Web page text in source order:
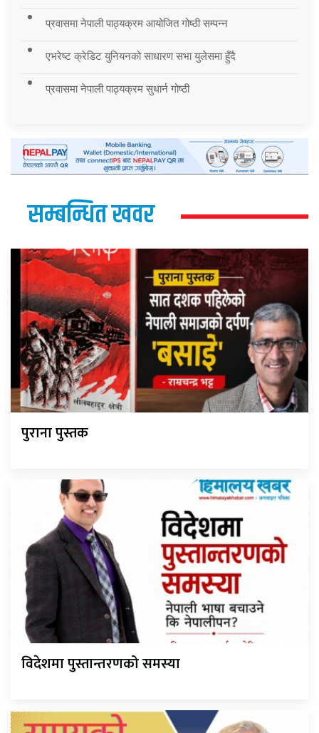
प्रवासमा नेपाली पाठ्यक्रम आयोजित गोष्ठी सम्पन्न
एभरेष्ट क्रेडिट युनियनको साधारण सभा युलेसमा हुँदै
प्रवासमा नेपाली पाठ्यक्रम सुधार्न गोष्ठी
सम्बन्धित खवर
पुराना पुस्तक
विदेशमा पुस्तान्तरणको समस्या